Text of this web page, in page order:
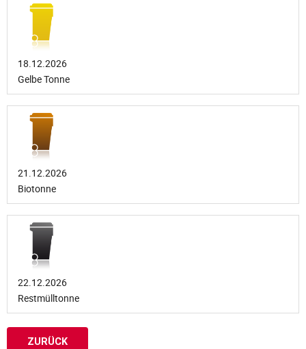
18.12.2026
Gelbe Tonne
21.12.2026
Biotonne
22.12.2026
Restmülltonne
ZURÜCK